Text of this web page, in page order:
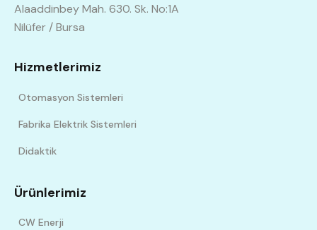
Alaaddinbey Mah. 630. Sk. No:1A
Nilüfer / Bursa
Hizmetlerimiz
Otomasyon Sistemleri
Fabrika Elektrik Sistemleri
Didaktik
Ürünlerimiz
CW Enerji